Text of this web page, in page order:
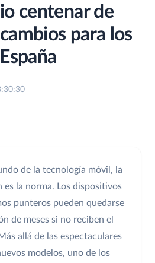
centenar de
para los
de la tecnología móvil, la
la norma. Los dispositivos
punteros pueden quedarse
de meses si no reciben el
allá de las espectaculares
modelos, uno de los